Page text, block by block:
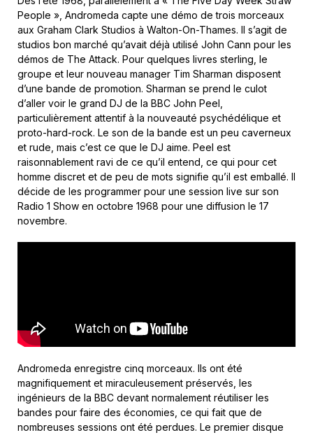
People », Andromeda capte une démo de trois morceaux
aux Graham Clark Studios à Walton-On-Thames. Il s’agit de
studios bon marché qu’avait déjà utilisé John Cann pour les
démos de The Attack. Pour quelques livres sterling, le
groupe et leur nouveau manager Tim Sharman disposent
d’une bande de promotion. Sharman se prend le culot
d’aller voir le grand DJ de la BBC John Peel,
particulièrement attentif à la nouveauté psychédélique et
proto-hard-rock. Le son de la bande est un peu caverneux
et rude, mais c’est ce que le DJ aime. Peel est
raisonnablement ravi de ce qu’il entend, ce qui pour cet
homme discret et de peu de mots signifie qu’il est emballé. Il
décide de les programmer pour une session live sur son
Radio 1 Show en octobre 1968 pour une diffusion le 17
novembre.
Andromeda enregistre cinq morceaux. Ils ont été
magnifiquement et miraculeusement préservés, les
ingénieurs de la BBC devant normalement réutiliser les
bandes pour faire des économies, ce qui fait que de
nombreuses sessions ont été perdues. Le premier disque